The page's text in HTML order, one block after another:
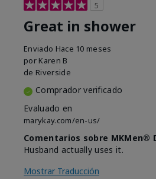
5
Great in shower
Enviado Hace 10 meses
por Karen B
de Riverside
Comprador verificado
Evaluado en
marykay.com/en-us/
Comentarios sobre MKMen®
Husband actually uses it.
Mostrar Traducción